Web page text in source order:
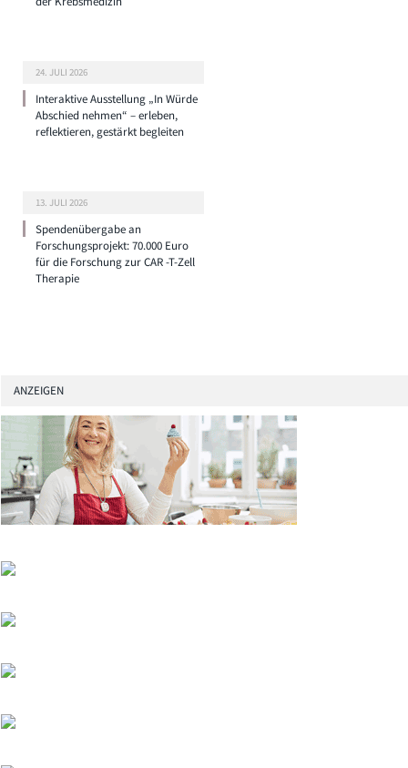
24. JULI 2026
Interaktive Ausstellung „In Würde
Abschied nehmen“ – erleben,
reflektieren, gestärkt begleiten
13. JULI 2026
Spendenübergabe an
Forschungsprojekt: 70.000 Euro
für die Forschung zur CAR -T-Zell
Therapie
ANZEIGEN